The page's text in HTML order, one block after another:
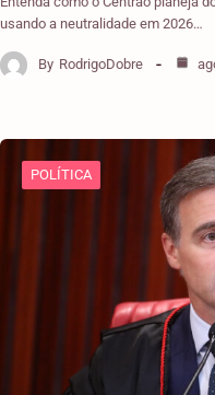
usando a neutralidade em 2026…
By RodrigoDobre
POLÍTICA